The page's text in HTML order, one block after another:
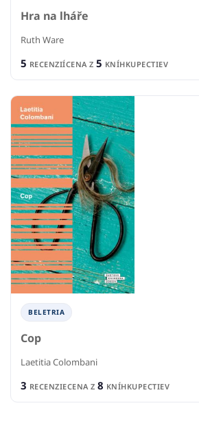
Hra na lháře
Ruth Ware
5 RECENZIÍCENA Z 5 KNÍHKUPECTIEV
BELETRIA
Cop
Laetitia Colombani
3 RECENZIECENA Z 8 KNÍHKUPECTIEV